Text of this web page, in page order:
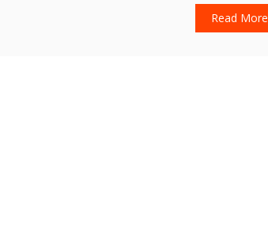
Read More